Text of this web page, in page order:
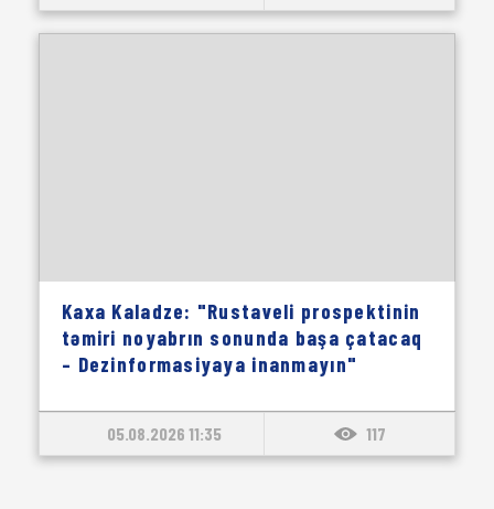
Kaxa Kaladze: "Rustaveli prospektinin
təmiri noyabrın sonunda başa çatacaq
– Dezinformasiyaya inanmayın"
05.08.2026 11:35 117